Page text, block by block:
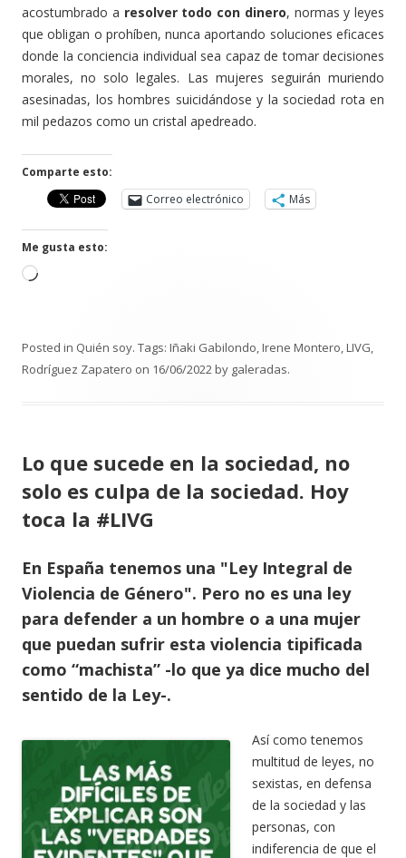
acostumbrado a resolver todo con dinero, normas y leyes
que obligan o prohíben, nunca aportando soluciones eficaces
donde la conciencia individual sea capaz de tomar decisiones
morales, no solo legales. Las mujeres seguirán muriendo
asesinadas, los hombres suicidándose y la sociedad rota en
mil pedazos como un cristal apedreado.
Comparte esto:
Correo electrónico
Más
Me gusta esto:
C
g
a
.
.
Posted in Quién soy. Tags: Iñaki Gabilondo,Irene Montero,LIVG,
Rodríguez Zapatero on 16/06/2022by galeradas.
Lo que sucede en la sociedad, no
solo es culpa de la sociedad. Hoy
toca la #LIVG
En España tenemos una "Ley Integral de
Violencia de Género". Pero no es una ley
para defender a un hombre o a una mujer
que puedan sufrir esta violencia tipificada
como “machista” -lo que ya dice mucho del
sentido de la Ley-.
Así como tenemos
multitud de leyes, no
sexistas, en defensa
de la sociedad y las
personas, con
indiferencia de que el